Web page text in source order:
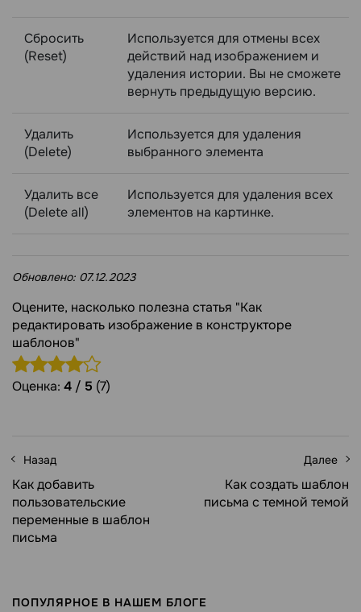
Сбросить
(Reset)
Используется для отмены всех
действий над изображением и
удаления истории. Вы не сможете
вернуть предыдущую версию.
Удалить
(Delete)
Используется для удаления
выбранного элемента
Удалить все
(Delete all)
Используется для удаления всех
элементов на картинке.
Обновлено: 07.12.2023
Оцените, насколько полезна статья "Как
редактировать изображение в конструкторе
шаблонов"
Оценка: 4 / 5 (7)
Назад
Как добавить
пользовательские
переменные в шаблон
письма
Далее
Как создать шаблон
письма с темной темой
ПОПУЛЯРНОЕ В НАШЕМ БЛОГЕ